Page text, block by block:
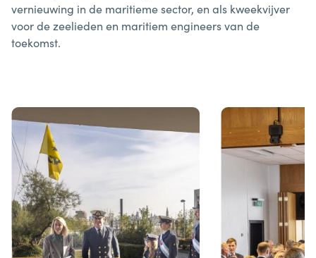
vernieuwing in de maritieme sector, en als kweekvijver
voor de zeelieden en maritiem engineers van de
toekomst.